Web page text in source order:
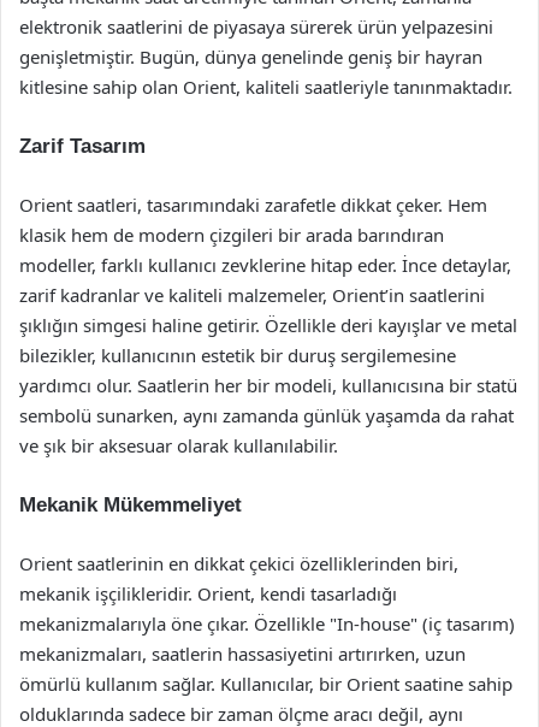
elektronik saatlerini de piyasaya sürerek ürün yelpazesini
genişletmiştir. Bugün, dünya genelinde geniş bir hayran
kitlesine sahip olan Orient, kaliteli saatleriyle tanınmaktadır.
Zarif Tasarım
Orient saatleri, tasarımındaki zarafetle dikkat çeker. Hem
klasik hem de modern çizgileri bir arada barındıran
modeller, farklı kullanıcı zevklerine hitap eder. İnce detaylar,
zarif kadranlar ve kaliteli malzemeler, Orient’in saatlerini
şıklığın simgesi haline getirir. Özellikle deri kayışlar ve metal
bilezikler, kullanıcının estetik bir duruş sergilemesine
yardımcı olur. Saatlerin her bir modeli, kullanıcısına bir statü
sembolü sunarken, aynı zamanda günlük yaşamda da rahat
ve şık bir aksesuar olarak kullanılabilir.
Mekanik Mükemmeliyet
Orient saatlerinin en dikkat çekici özelliklerinden biri,
mekanik işçilikleridir. Orient, kendi tasarladığı
mekanizmalarıyla öne çıkar. Özellikle "In-house" (iç tasarım)
mekanizmaları, saatlerin hassasiyetini artırırken, uzun
ömürlü kullanım sağlar. Kullanıcılar, bir Orient saatine sahip
olduklarında sadece bir zaman ölçme aracı değil, aynı